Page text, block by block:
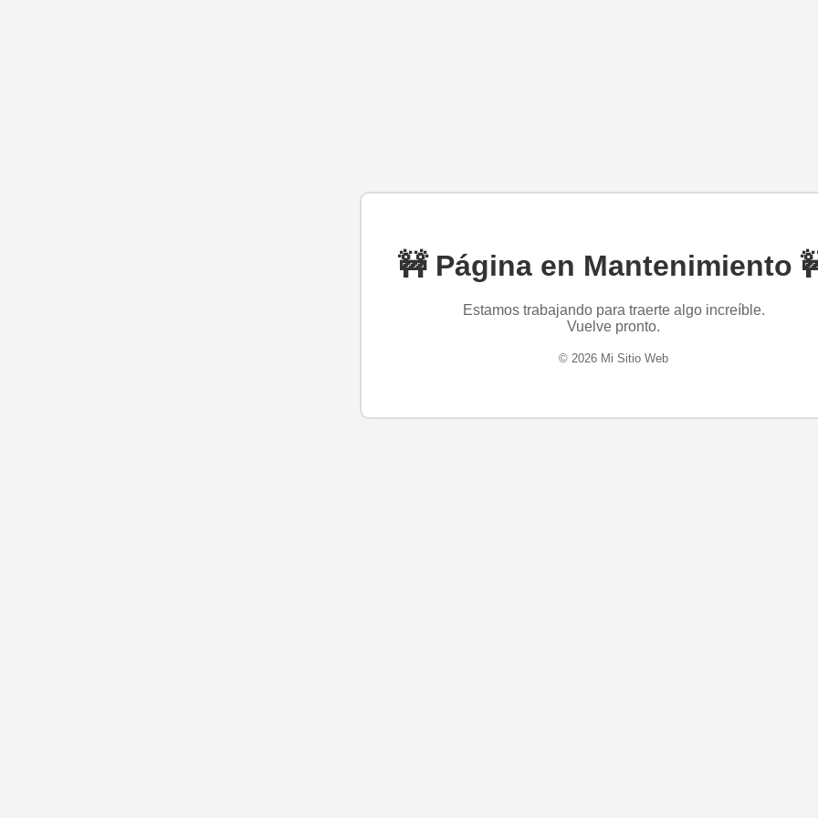
🚧 Página en Mantenimiento
Estamos trabajando para traerte algo increíble.
Vuelve pronto.
© 2026 Mi Sitio Web